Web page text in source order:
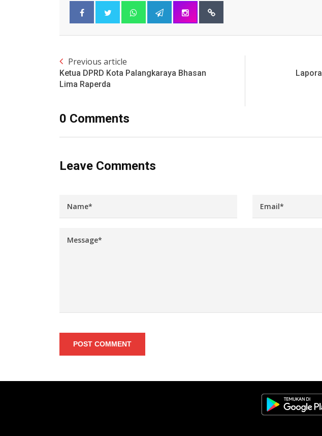
Previous article
Ketua DPRD Kota Palangkaraya Bhasan
Lima Raperda
0 Comments
Leave Comments
POST COMMENT